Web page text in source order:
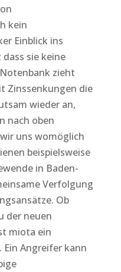
kein
Einblick ins
sie keine
zieht
Zinssenkungen die
wieder an,
nach oben
uns womöglich
beispielsweise
in Baden-
Verfolgung
Ob
der neuen
miota ein
Angreifer kann